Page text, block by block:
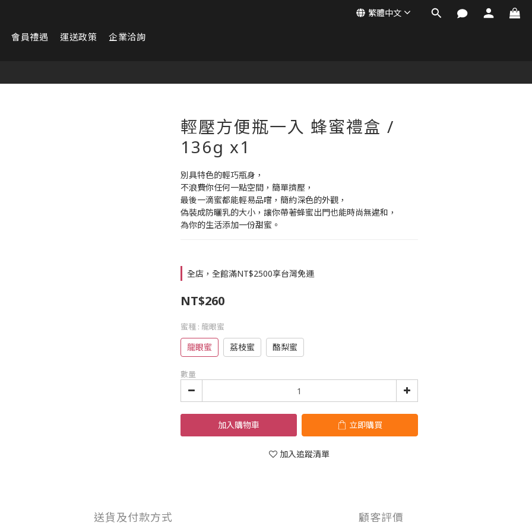
會員禮遇 運送政策 企業洽詢
繁體中文
輕壓方便瓶一入 蜂蜜禮盒 /
136g x1
別具特色的輕巧瓶身，
不浪費你任何一點空間，簡單擠壓，
最後一滴蜜都能輕易品嚐，簡約深色的外觀，
偽裝成防曬乳的大小，讓你帶著蜂蜜出門也能時尚無違和，
為你的生活添加一份甜蜜。
全店，全館滿NT$2500享台灣免運
NT$260
蜜種 : 龍眼蜜
龍眼蜜 荔枝蜜 酪梨蜜
數量
加入購物車 立即購買
加入追蹤清單
送貨及付款方式 顧客評價
立即購買